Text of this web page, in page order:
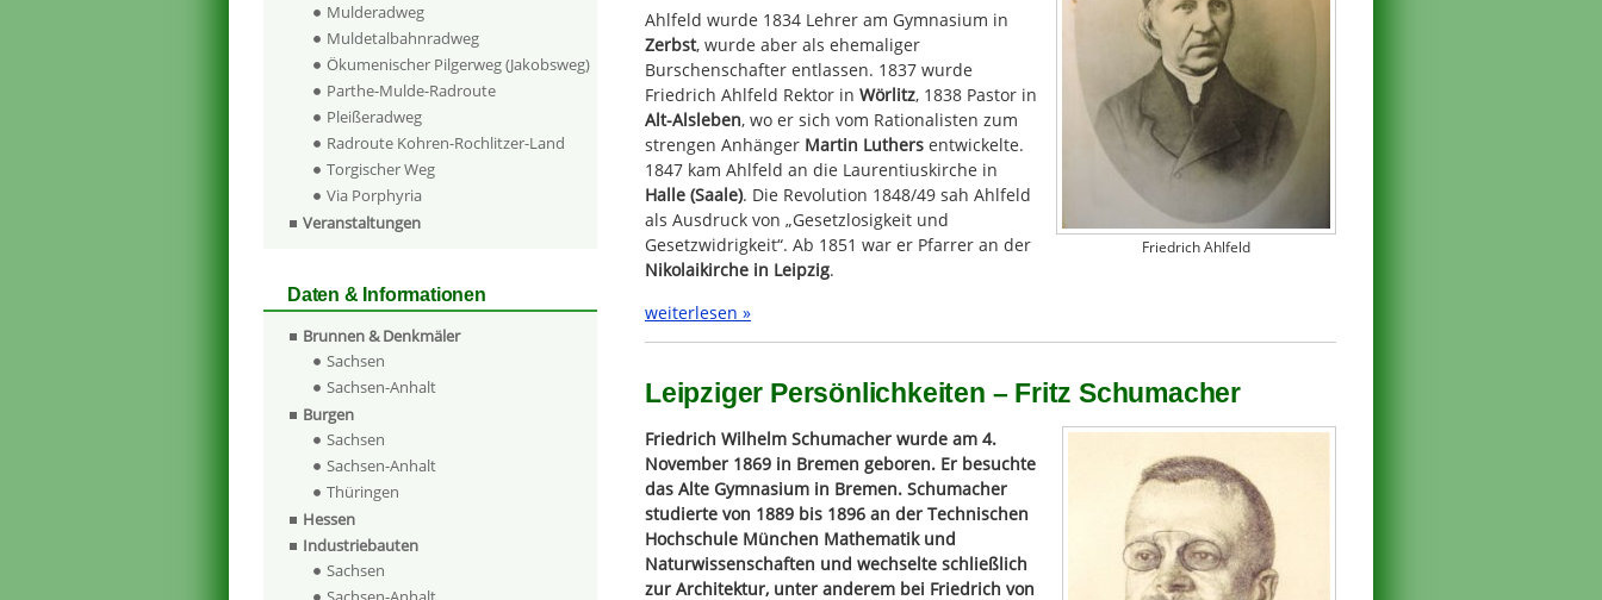
Friedrich Ahlfeld
Ahlfeld wurde 1834 Lehrer am Gymnasium in
Zerbst, wurde aber als ehemaliger
Burschenschafter entlassen. 1837 wurde
Friedrich Ahlfeld Rektor in Wörlitz, 1838 Pastor in
Alt-Alsleben, wo er sich vom Rationalisten zum
strengen Anhänger Martin Luthers entwickelte.
1847 kam Ahlfeld an die Laurentiuskirche in
Halle (Saale). Die Revolution 1848/49 sah Ahlfeld
als Ausdruck von „Gesetzlosigkeit und
Gesetzwidrigkeit“. Ab 1851 war er Pfarrer an der
Nikolaikirche in Leipzig.
weiterlesen »
Leipziger Persönlichkeiten – Fritz Schumacher
Friedrich Wilhelm Schumacher wurde am 4.
November 1869 in Bremen geboren. Er besuchte
das Alte Gymnasium in Bremen. Schumacher
studierte von 1889 bis 1896 an der Technischen
Hochschule München Mathematik und
Naturwissenschaften und wechselte schließlich
zur Architektur, unter anderem bei Friedrich von
Mulderadweg
Muldetalbahnradweg
Ökumenischer Pilgerweg (Jakobsweg)
Parthe-Mulde-Radroute
Pleißeradweg
Radroute Kohren-Rochlitzer-Land
Torgischer Weg
Via Porphyria
Veranstaltungen
Daten & Informationen
Brunnen & Denkmäler
Sachsen
Sachsen-Anhalt
Burgen
Sachsen
Sachsen-Anhalt
Thüringen
Hessen
Industriebauten
Sachsen